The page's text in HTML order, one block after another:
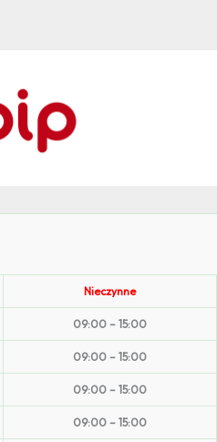
Nieczynne
09:00 – 15:00
09:00 – 15:00
09:00 – 15:00
09:00 – 15:00